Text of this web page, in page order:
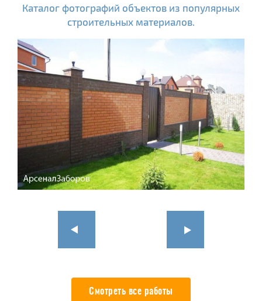
Каталог фотографий объектов из популярных
строительных материалов.
Смотреть все работы